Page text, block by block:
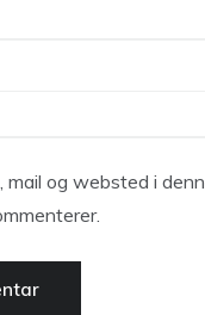
mail og websted i